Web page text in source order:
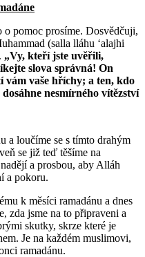
o pomoc prosíme. Dosvědčuji,
(salla lláhu ʻalajhi
„Vy, kteří jste uvěřili,
slova správná! On
vám vaše hříchy; a ten, kdo
nesmírného vítězství
a loučíme se s tímto drahým
se již teď těšíme na
a prosbou, aby Alláh
a pokoru.
k měsíci ramadánu a dnes
zda jsme na to připraveni a
skutky, skrze které je
Je na každém muslimovi,
ramadánu.